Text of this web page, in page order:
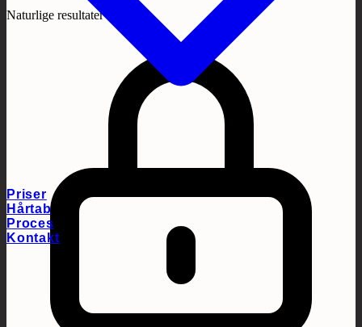
Priser
Hårtab
Proces
Kontakt
Naturlige resultater